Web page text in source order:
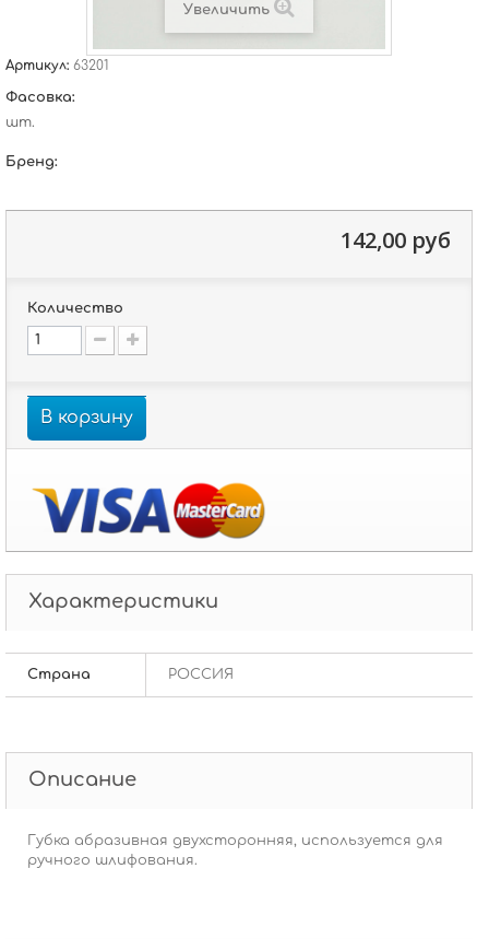
Увеличить
Артикул: 63201
Фасовка:
шт.
Бренд:
142,00 руб
Количество
В корзину
Характеристики
Страна РОССИЯ
Описание
Губка абразивная двухсторонняя, используется для
ручного шлифования.